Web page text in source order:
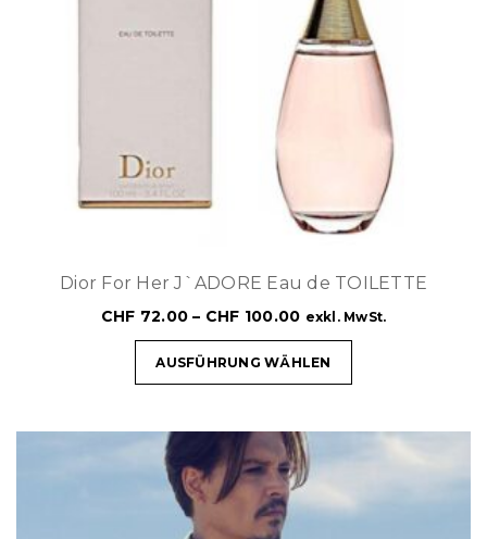
Dior For Her J`ADORE Eau de TOILETTE
CHF 72.00 – CHF 100.00 exkl. MwSt.
AUSFÜHRUNG WÄHLEN